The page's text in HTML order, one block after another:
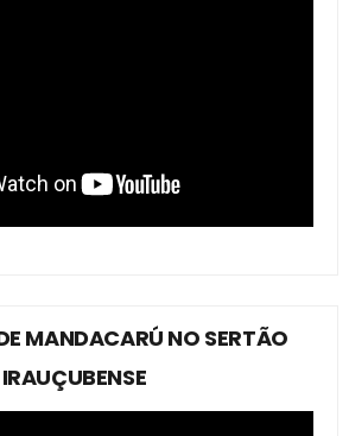
MANDACARÚ NO SERTÃO
IRAUÇUBENSE